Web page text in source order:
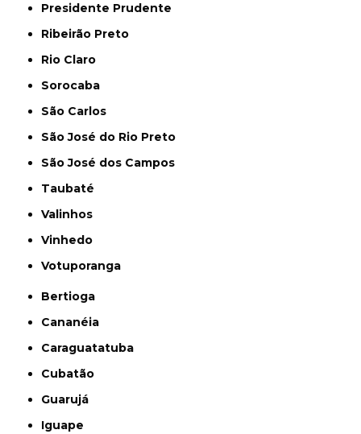
Presidente Prudente
Ribeirão Preto
Rio Claro
Sorocaba
São Carlos
São José do Rio Preto
São José dos Campos
Taubaté
Valinhos
Vinhedo
Votuporanga
Bertioga
Cananéia
Caraguatatuba
Cubatão
Guarujá
Iguape